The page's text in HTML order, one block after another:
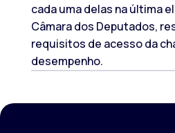
cada uma delas na última
Câmara dos Deputados,
requisitos de acesso da
desempenho.